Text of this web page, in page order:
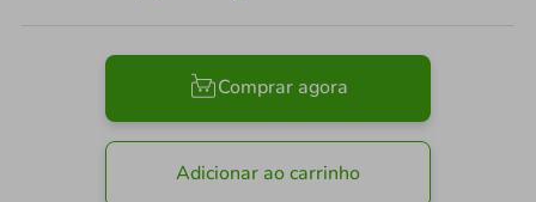
Comprar agora
Adicionar ao carrinho